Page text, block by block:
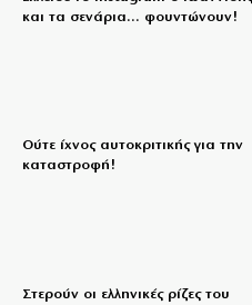
και τα σενάρια… φουντώνουν!
Ούτε ίχνος αυτοκριτικής για την
καταστροφή!
Στερούν οι ελληνικές ρίζες του